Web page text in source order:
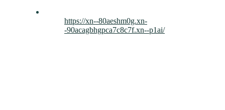
https://xn--80aeshm0g.xn-
-90acagbhgpca7c8c7f.xn--p1ai/